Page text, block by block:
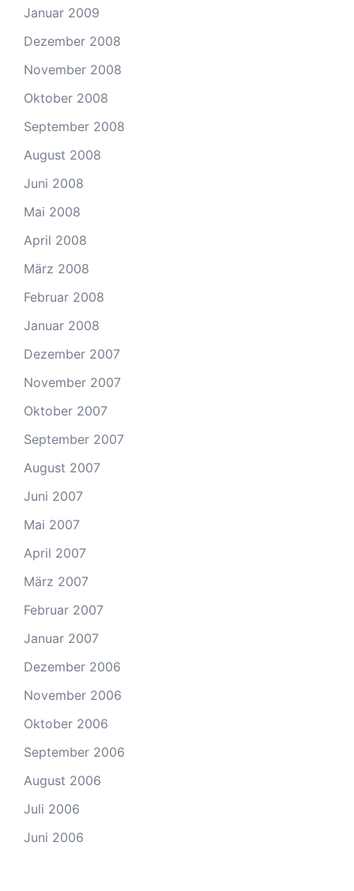
Januar 2009
Dezember 2008
November 2008
Oktober 2008
September 2008
August 2008
Juni 2008
Mai 2008
April 2008
März 2008
Februar 2008
Januar 2008
Dezember 2007
November 2007
Oktober 2007
September 2007
August 2007
Juni 2007
Mai 2007
April 2007
März 2007
Februar 2007
Januar 2007
Dezember 2006
November 2006
Oktober 2006
September 2006
August 2006
Juli 2006
Juni 2006